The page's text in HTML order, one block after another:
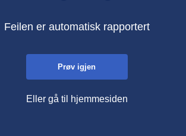
Feilen er automatisk rapportert
Prøv igjen
Eller gå til hjemmesiden